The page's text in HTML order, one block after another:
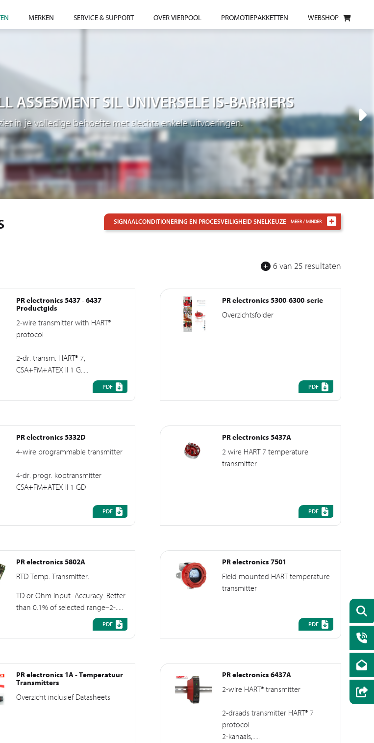
ASSESMENT SIL UNIVERSELE IS-BARRIERS
in je volledige behoefte met slechts enkele uitvoeringen.
MERKEN SERVICE & SUPPORT OVER VIERPOOL PROMOTIEPAKKETTEN WEBSHOP
6 van 25 resultaten
PR electronics 5437 - 6437
Productgids
2-wire transmitter with HART®
protocol
2-dr. transm. HART® 7,
CSA+FM+ATEX II 1 G.....
PDF
PR electronics 5300-6300-serie
Overzichtsfolder
PDF
PR electronics 5332D
4-wire programmable transmitter
4-dr. progr. koptransmitter
CSA+FM+ATEX II 1 GD
PDF
PR electronics 5437A
2 wire HART 7 temperature
transmitter
PDF
PR electronics 5802A
RTD Temp. Transmitter.
TD or Ohm input–Accuracy: Better
than 0.1% of selected range–2-.....
PDF
PR electronics 7501
Field mounted HART temperature
transmitter
PDF
PR electronics 1A - Temperatuur
Transmitters
Overzicht inclusief Datasheets
PR electronics 6437A
2-wire HART® transmitter
2-draads transmitter HART® 7
protocol
2-kanaals,.....
SIGNAALCONDITIONERING EN PROCESVEILIGHEIDSNELKEUZE